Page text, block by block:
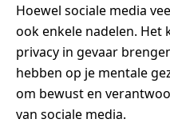
Hoewel sociale media
ook enkele nadelen. Het
privacy in gevaar
hebben op je mentale
om bewust en
van sociale media.